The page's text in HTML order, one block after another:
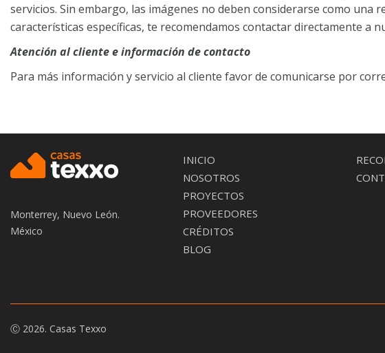
servicios. Sin embargo, las imágenes no deben considerarse como
características específicas, te recomendamos contactar directamente a
Atención al cliente e información de contacto
Para más información y servicio al cliente favor de comunicarse por
Monterrey, Nuevo León.
México
MAIN
NAVIGATION
INICIO
NOSOTROS
PROYECTOS
PROVEEDORES
CRÉDITOS
BLOG
Ⓒ 2026. Casas Texxo